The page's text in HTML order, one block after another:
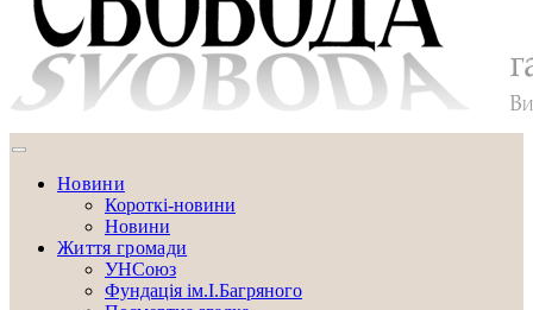
Новини
Короткі-новини
Новини
Життя громади
УНСоюз
Фундація ім.І.Багряного